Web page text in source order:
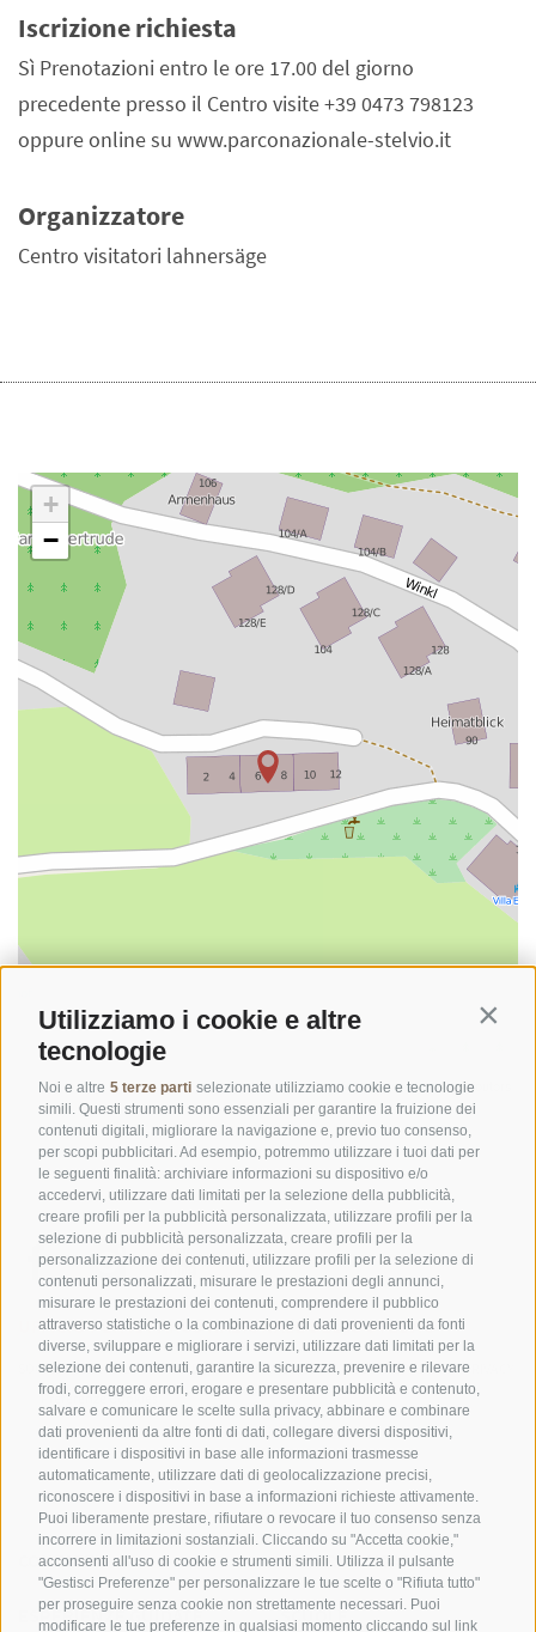
Utilizziamo i cookie e altre
tecnologie
Noi e altre 5 terze parti selezionate utilizziamo cookie e tecnologie
simili. Questi strumenti sono essenziali per garantire la fruizione dei
contenuti digitali, migliorare la navigazione e, previo tuo consenso,
per scopi pubblicitari. Ad esempio, potremmo utilizzare i tuoi dati per
le seguenti finalità: archiviare informazioni su dispositivo e/o
accedervi, utilizzare dati limitati per la selezione della pubblicità,
creare profili per la pubblicità personalizzata, utilizzare profili per la
selezione di pubblicità personalizzata, creare profili per la
personalizzazione dei contenuti, utilizzare profili per la selezione di
contenuti personalizzati, misurare le prestazioni degli annunci,
misurare le prestazioni dei contenuti, comprendere il pubblico
attraverso statistiche o la combinazione di dati provenienti da fonti
diverse, sviluppare e migliorare i servizi, utilizzare dati limitati per la
selezione dei contenuti, garantire la sicurezza, prevenire e rilevare
frodi, correggere errori, erogare e presentare pubblicità e contenuto,
salvare e comunicare le scelte sulla privacy, abbinare e combinare
dati provenienti da altre fonti di dati, collegare diversi dispositivi,
identificare i dispositivi in base alle informazioni trasmesse
automaticamente, utilizzare dati di geolocalizzazione precisi,
riconoscere i dispositivi in base a informazioni richieste attivamente.
Puoi liberamente prestare, rifiutare o revocare il tuo consenso senza
incorrere in limitazioni sostanziali. Cliccando su "Accetta cookie,"
acconsenti all'uso di cookie e strumenti simili. Utilizza il pulsante
"Gestisci Preferenze" per personalizzare le tue scelte o "Rifiuta tutto"
per proseguire senza cookie non strettamente necessari. Puoi
modificare le tue preferenze in qualsiasi momento cliccando sul link
Iscrizione richiesta
Sì Prenotazioni entro le ore 17.00 del giorno
precedente presso il Centro visite +39 0473 798123
oppure online su www.parconazionale-stelvio.it
Organizzatore
Centro visitatori lahnersäge
+
−
© OpenStreetMapcontributors
UFFICIO PER IL PARCO NAZIONALE DELLO STELVIO
SOCIAL MEDIA POLICY | CREDITS | MAPPA DEL SITO | COOKIE POLICY | PRIVACY
Preferenze Cookies
CONTATTI CENTRI VISITATORI
ESPERIENZE GUIDATE SCUOLE